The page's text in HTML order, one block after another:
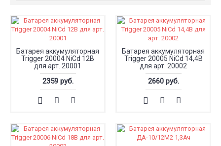
Батарея аккумуляторная
Trigger 20004 NiCd 12В
для арт. 20001
2359 руб.
Батарея аккумуляторная
Trigger 20005 NiCd 14,4В
для арт. 20002
2660 руб.